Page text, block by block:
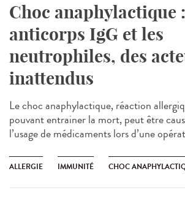
Choc anaphylactique
anticorps IgG et les
neutrophiles, des
inattendus
Le choc anaphylactique, réaction
pouvant entrainer la mort, peut être
l’usage de médicaments lors d’une
ALLERGIE IMMUNITÉ CHOC